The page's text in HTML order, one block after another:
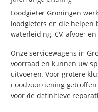
Loodgieter Groningen
loodgieters en die helpen
waterleiding, CV, afvoer
Onze servicewagens in
voorraad en kunnen uw
uitvoeren. Voor grotere
noodvoorziening
voor de definitieve